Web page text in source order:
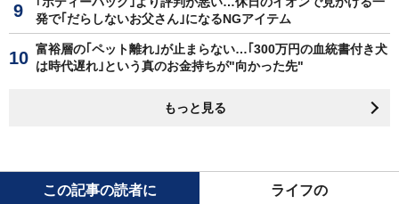
発で｢だらしないお父さん｣になるNGアイテム
富裕層の｢ペット離れ｣が止まらない…｢300万円の血統書付き犬
は時代遅れ｣という真のお金持ちが"向かった先"
もっと見る
この記事の読者に
ライフの